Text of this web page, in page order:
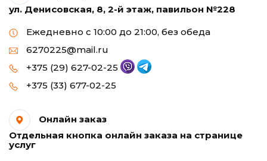
ул. Денисовская, 8, 2-й этаж, павильон №228
Ежедневно с 10:00 до 21:00, без обеда
6270225@mail.ru
+375 (29) 627-02-25
+375 (33) 677-02-25
Онлайн заказ
Отдельная кнопка онлайн заказа на странице
услуг